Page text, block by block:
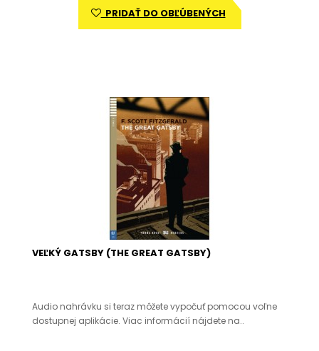
PRIDAŤ DO OBĽÚBENÝCH
VEĽKÝ GATSBY (THE GREAT GATSBY)
Audio nahrávku si teraz môžete vypočuť pomocou voľne
dostupnej aplikácie. Viac informácií nájdete na..